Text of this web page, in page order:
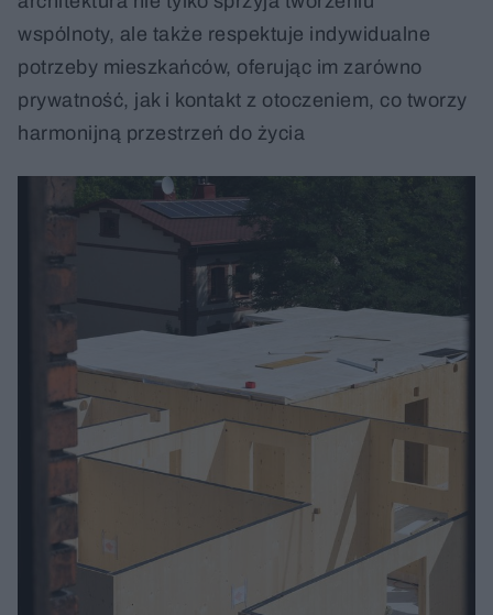
wspólnoty, ale także respektuje indywidualne
potrzeby mieszkańców, oferując im zarówno
prywatność, jak i kontakt z otoczeniem, co tworzy
harmonijną przestrzeń do życia